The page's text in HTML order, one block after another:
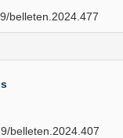
belleten.2024.477
belleten.2024.407